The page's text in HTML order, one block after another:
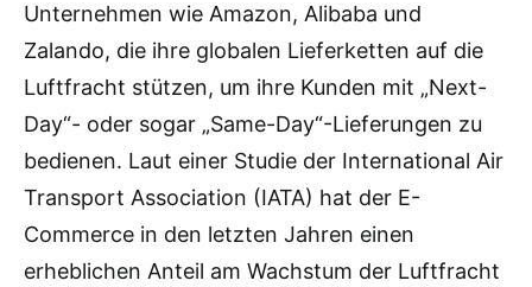
Unternehmen wie Amazon, Alibaba und
Zalando, die ihre globalen Lieferketten auf die
Luftfracht stützen, um ihre Kunden mit „Next-
Day“- oder sogar „Same-Day“-Lieferungen zu
bedienen. Laut einer Studie der International Air
Transport Association (IATA) hat der E-
Commerce in den letzten Jahren einen
erheblichen Anteil am Wachstum der Luftfracht